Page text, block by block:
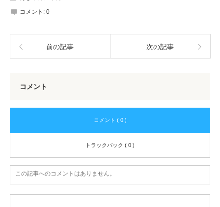
コメント: 0
前の記事 次の記事
コメント
コメント ( 0 )
トラックバック ( 0 )
この記事へのコメントはありません。